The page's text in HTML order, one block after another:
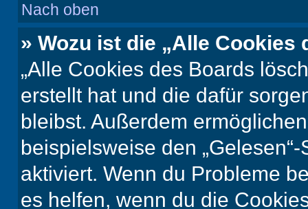
Nach oben
» Wozu ist die „Alle
„Alle Cookies des Boards
erstellt hat und die dafür
bleibst. Außerdem
beispielsweise den
aktiviert. Wenn du Probleme
es helfen, wenn du die